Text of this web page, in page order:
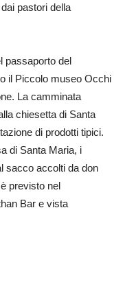
pastori della
passaporto del
il Piccolo museo Occhi
La camminata
chiesetta di Santa
di prodotti tipici.
di Santa Maria, i
sacco accolti da don
previsto nel
Bar e vista